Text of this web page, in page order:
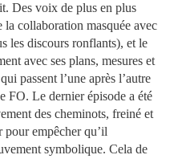
Des voix de plus en plus
la collaboration masquée avec
les discours ronflants), et le
avec ses plans, mesures et
passent l’une après l’autre
FO. Le dernier épisode a été
des cheminots, freiné et
empêcher qu’il
symbolique. Cela de